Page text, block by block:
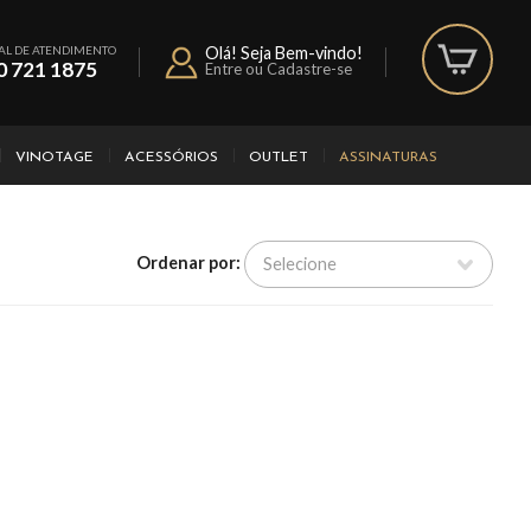
DE ATENDIMENTO
721 1875
Olá! Seja Bem-vindo!
Entre ou Cadastre-se
VINOTAGE ACESSÓRIOS OUTLET ASSINATURAS
Ordenar por: